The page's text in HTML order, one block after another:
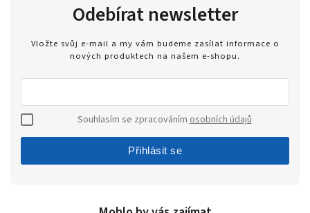
Odebírat newsletter
Vložte svůj e-mail a my vám budeme zasílat informace o
nových produktech na našem e-shopu.
Souhlasím se zpracováním osobních údajů
Přihlásit se